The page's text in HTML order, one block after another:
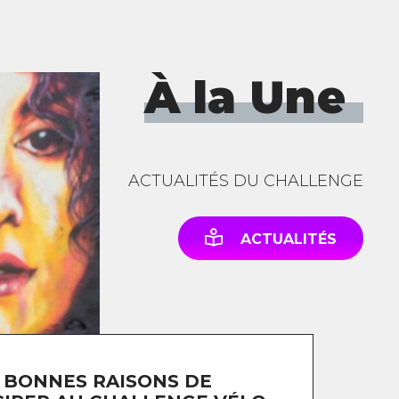
RAISONS DE
À la Une
ACTUALITÉS DU CHALLENGE
ACTUALITÉS